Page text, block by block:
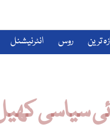
ترین روس انٹرنیشنل
سیاسی کھیل